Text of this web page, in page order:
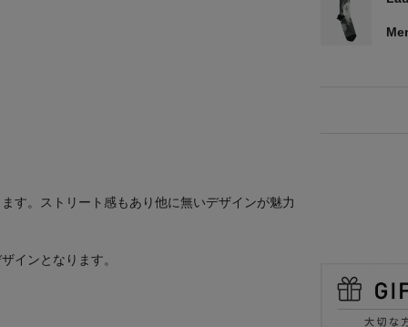
す。ストリート感もあり他に無いデザインが魅力
インとなります。